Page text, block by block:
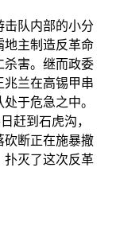
击队内部的小分
地主制造反革命
杀害。继而政委
兆兰在高锡甲串
于危急之中。
赶到石虎沟，
砍断正在施暴撒
扑灭了这次反革